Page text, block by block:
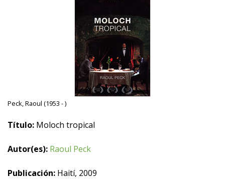
Peck, Raoul (1953 - )
Título: Moloch tropical
Autor(es): Raoul Peck
Publicación: Haití, 2009